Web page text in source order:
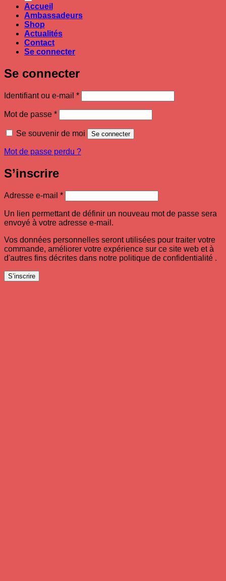
Accueil
Ambassadeurs
Shop
Actualités
Contact
Se connecter
Se connecter
Identifiant ou e-mail *Obligatoire
Mot de passe *Obligatoire
Se souvenir de moi Se connecter
Mot de passe perdu ?
S’inscrire
Adresse e-mail *Obligatoire
Un lien permettant de définir un nouveau mot de passe sera
envoyé à votre adresse e-mail.
Vos données personnelles seront utilisées pour traiter votre
commande, améliorer votre expérience sur ce site web et à
d'autres fins décrites dans notre politique de confidentialité .
S’inscrire